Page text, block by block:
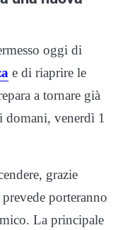
oggi di
e di riaprire le
a tornare già
domani, venerdì 1
grazie
porteranno
La principale